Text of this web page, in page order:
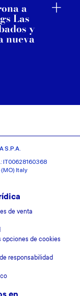
a
Las
y
nueva
S.P.A.
IT00628160368
Italy
de venta
opciones de cookies
responsabilidad